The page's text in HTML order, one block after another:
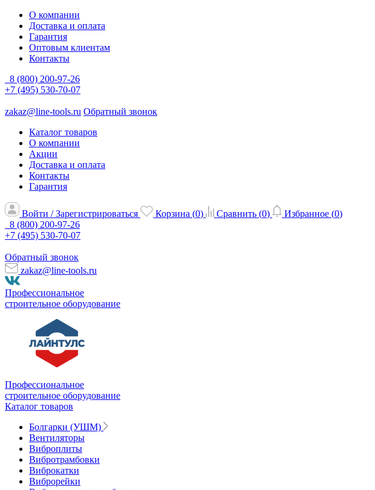
О компании
Доставка и оплата
Гарантия
Оптовым клиентам
Контакты
8 (800) 200-97-26
+7 (495) 530-70-07
zakaz@line-tools.ru Обратный звонок
Каталог товаров
О компании
Акции
Доставка и оплата
Контакты
Гарантия
Войти / Зарегистрироваться Корзина (0) Сравнить (0) Избранное (0)
8 (800) 200-97-26
+7 (495) 530-70-07
Обратный звонок
zakaz@line-tools.ru
Профессиональное
строительное оборудование
Профессиональное
строительное оборудование
Каталог товаров
Болгарки (УШМ)
Вентиляторы
Виброплиты
Вибротрамбовки
Виброкатки
Виброрейки